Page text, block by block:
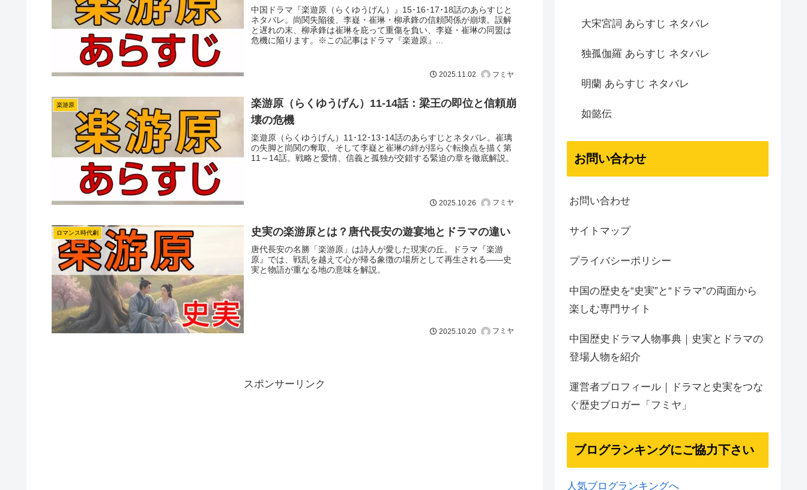
中国ドラマ『楽遊原（らくゆうげん）』15･16･17･18話のあらすじと
ネタバレ。峝関失陥後、李嶷・崔琳・柳承鋒の信頼関係が崩壊。誤解
と遅れの末、柳承鋒は崔琳を庇って重傷を負い、李嶷・崔琳の同盟は
危機に陥ります。※この記事はドラマ『楽遊原』...
2025.11.02 フミヤ
楽游原
楽游原（らくゆうげん）11-14話：梁王の即位と信頼崩
壊の危機
楽遊原（らくゆうげん）11･12･13･14話のあらすじとネタバレ。崔璃
の失脚と峝関の奪取、そして李嶷と崔琳の絆が揺らぐ転換点を描く第
11～14話。戦略と愛情、信義と孤独が交錯する緊迫の章を徹底解説。
2025.10.26 フミヤ
ロマンス時代劇 史実の楽游原とは？唐代長安の遊宴地とドラマの違い
唐代長安の名勝「楽游原」は詩人が愛した現実の丘。ドラマ『楽游
原』では、戦乱を越えて心が帰る象徴の場所として再生される――史
実と物語が重なる地の意味を解説。
2025.10.20 フミヤ
スポンサーリンク
大宋宮詞 あらすじ ネタバレ
独孤伽羅 あらすじ ネタバレ
明蘭 あらすじ ネタバレ
如懿伝
お問い合わせ
お問い合わせ
サイトマップ
プライバシーポリシー
中国の歴史を“史実”と“ドラマ”の両面から
楽しむ専門サイト
中国歴史ドラマ人物事典｜史実とドラマの
登場人物を紹介
運営者プロフィール｜ドラマと史実をつな
ぐ歴史ブロガー「フミヤ」
ブログランキングにご協力下さい
人気ブログランキングへ